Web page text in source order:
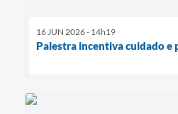
16 JUN 2026 - 14h19
Palestra incentiva cuidado e